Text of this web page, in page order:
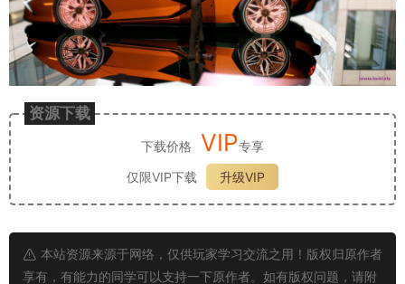
资源下载
下载价格 VIP专享
仅限VIP下载
升级VIP
本站资源来源于网络，仅供玩家学习交流之用！版权归原作者
享有，有能力的同学可以支持一下原作者。如有版权问题，请附